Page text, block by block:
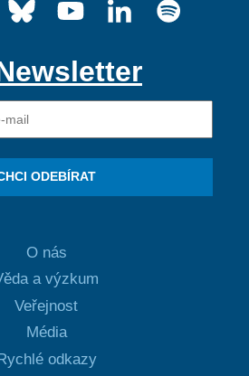
ODEBÍRAT
O nás
a výzkum
Veřejnost
Média
odkazy